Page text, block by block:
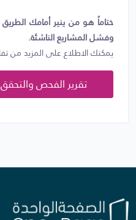
ختاماً هو من ينير أمامك
وفشل المشاريع الناشئة.
يمكنك الاطلاع على المزيد من
تقرير الفحص